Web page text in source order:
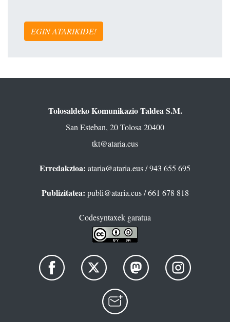
EGIN ATARIKIDE!
Tolosaldeko Komunikazio Taldea S.M.
San Esteban, 20 Tolosa 20400
tkt@ataria.eus
Erredakzioa: ataria@ataria.eus/ 943 655 695
Publizitatea: publi@ataria.eus/ 661 678 818
Codesyntaxek garatua